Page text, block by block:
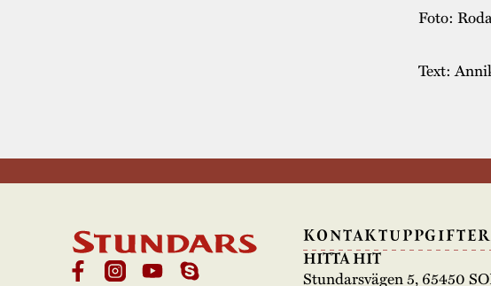
Foto:
Text:
KONTAKTUPPGIFTER
HITTA HIT
Stundarsvägen 5, 65450